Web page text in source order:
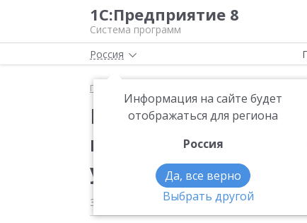
1С:Предприятие 8
Система программ
Россия
Информация на сайте будет
отображаться для региона
Россия
Да, все верно
Выбрать другой
Главная Вышла новая версия
Вышла новая
конфигурации
учреждения»,
30.04.2025